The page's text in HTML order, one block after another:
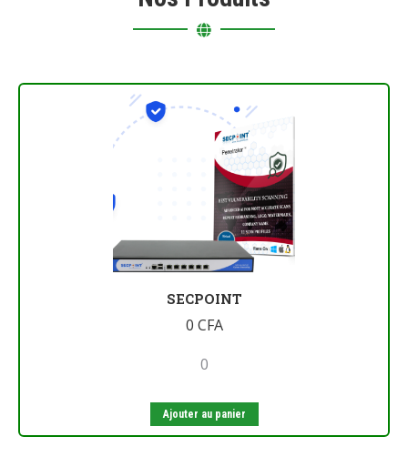
SECPOINT
0 CFA
0
Ajouter au panier